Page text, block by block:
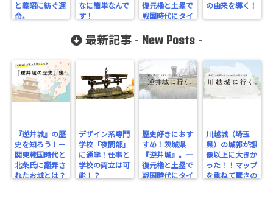
と義昭に紡ぐ運
命。
なに簡単なんで
す！
復元櫓と土塁で
戦国時代にタイ
の由来を導く！
最新記事 - New Posts -
『逆井城』の歴
史を知ろう！ー
関東戦国時代と
北条氏に翻弄さ
れたお城とは？
デザイン系専門
学校「夜間部」
に通学！仕事と
学校の両立は可
能！？
歴史好きにおす
すめ！茨城県
『逆井城』。ー
復元櫓と土塁で
戦国時代にタイ
川越城（埼玉
県）の城郭が想
像以上に大きか
った！！マップ
を重ねて驚きの